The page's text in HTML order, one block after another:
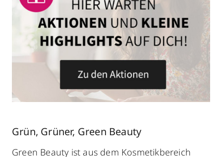
Grün, Grüner, Green Beauty
Green Beauty ist aus dem Kosmetikbereich